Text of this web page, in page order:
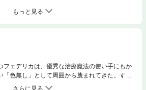
もっと見る
フェデリカは、優秀な治療魔法の使い手にもか
色無し」として周囲から蔑まれてきた。する
の血を絶やさないよう、王命で伯爵家出身の騎